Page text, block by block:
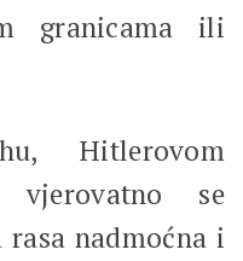
granicama ili
Hitlerovom
vjerovatno se
nadmoćna i